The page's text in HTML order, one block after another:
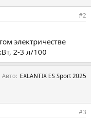
#2
электричестве
2-3 л/100
Авто EXLANTIX ES Sport 2025
#3